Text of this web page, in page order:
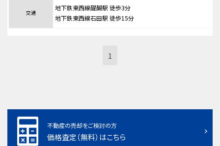
交通
地下鉄東西線醍醐駅 徒歩3分
地下鉄東西線石田駅 徒歩15分
1
不動産の売却をご検討の方
価格査定（無料）はこちら